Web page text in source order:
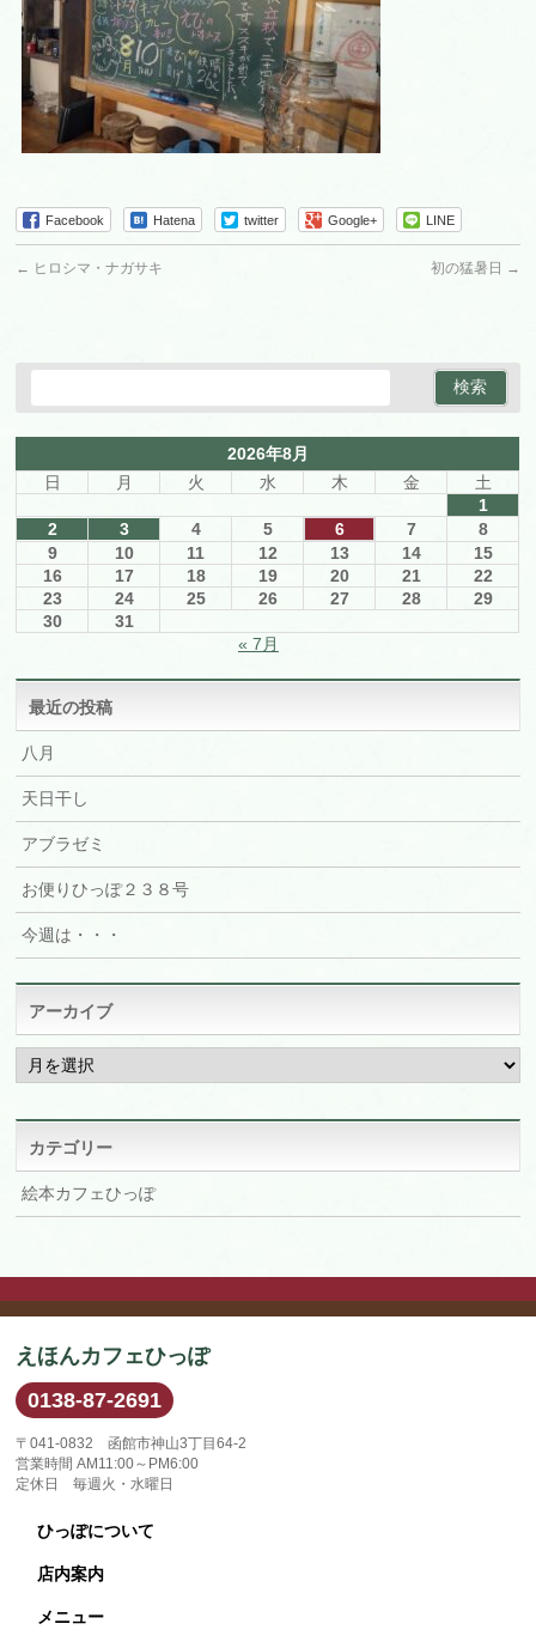
Facebook Hatena twitter Google+ LINE
← ヒロシマ・ナガサキ 初の猛暑日 →
2026年8月
日
月 火 水 木 金
土
1
2
3 4 5 6 7
8
9
10 11 12 13 14
15
16
17 18 19 20 21
22
23
24 25 26 27 28
29
30
31
« 7月
最近の投稿
八月
天日干し
アブラゼミ
お便りひっぽ２３８号
今週は・・・
アーカイブ
ア
ー
カ
カテゴリー
絵本カフェひっぽ
えほんカフェひっぽ
0138-87-2691
〒041-0832 函館市神山3丁目64-2
営業時間 AM11:00～PM6:00
定休日 毎週火・水曜日
ひっぽについて
店内案内
メニュー